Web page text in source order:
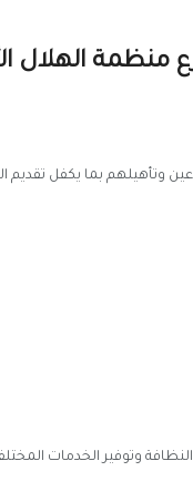
منظمة الهلال
وتأهيلهم بما يكفل تقديم
وتوفير الخدمات المختلفة